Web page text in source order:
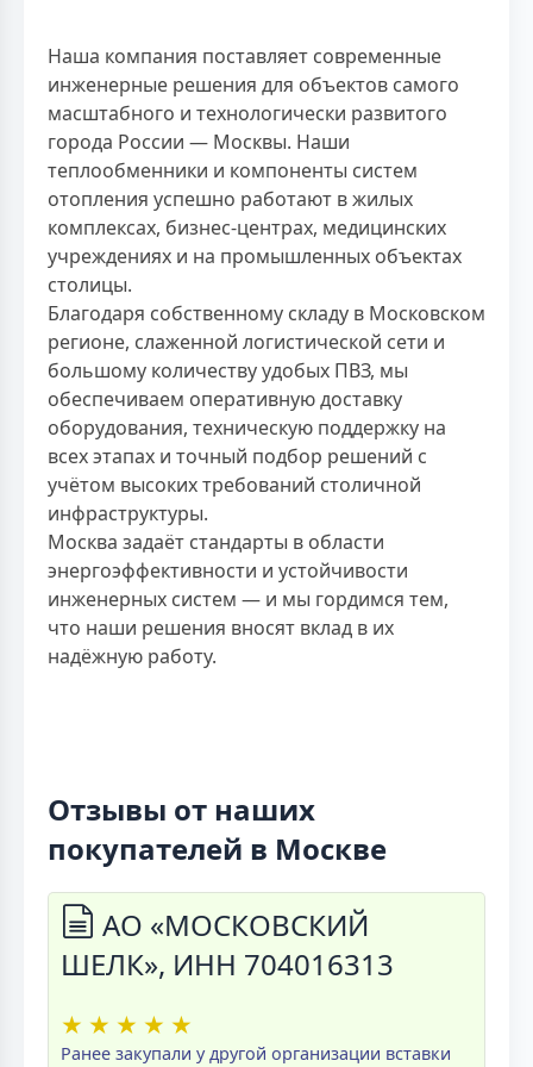
Наша компания поставляет современные
инженерные решения для объектов самого
масштабного и технологически развитого
города России — Москвы. Наши
теплообменники и компоненты систем
отопления успешно работают в жилых
комплексах, бизнес-центрах, медицинских
учреждениях и на промышленных объектах
столицы.
Благодаря собственному складу в Московском
регионе, слаженной логистической сети и
большому количеству удобых ПВЗ, мы
обеспечиваем оперативную доставку
оборудования, техническую поддержку на
всех этапах и точный подбор решений с
учётом высоких требований столичной
инфраструктуры.
Москва задаёт стандарты в области
энергоэффективности и устойчивости
инженерных систем — и мы гордимся тем,
что наши решения вносят вклад в их
надёжную работу.
Отзывы от наших
покупателей в Москве
АО «МОСКОВСКИЙ
ШЕЛК», ИНН 704016313
★ ★ ★ ★ ★
Ранее закупали у другой организации вставки